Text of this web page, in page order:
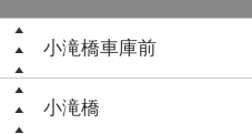
小滝橋車庫前
小滝橋